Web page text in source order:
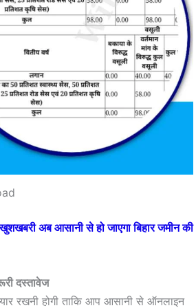
अब आसानी से हो जाएगा बिहार जमीन की
दस्तावेज
रखनी होगी ताकि आप आसानी से ऑनलाइन